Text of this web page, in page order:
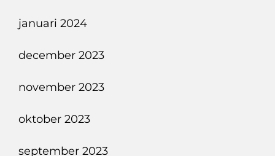
januari 2024
december 2023
november 2023
oktober 2023
september 2023